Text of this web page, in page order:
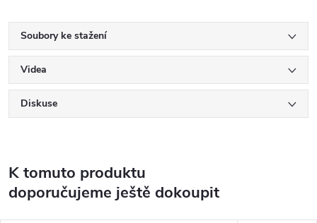
Soubory ke stažení
Videa
Diskuse
K tomuto produktu
doporučujeme ještě dokoupit